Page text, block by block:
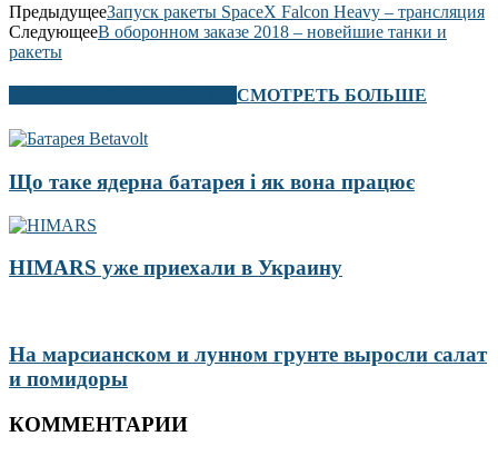
ПредыдущееЗапуск ракеты SpaceX Falcon Heavy – трансляция
СледующееВ оборонном заказе 2018 – новейшие танки и
ракеты
СМОТРЕТЬ БОЛЬШЕ
Що таке ядерна батарея і як вона працює
HIMARS уже приехали в Украину
На марсианском и лунном грунте выросли салат
и помидоры
КОММЕНТАРИИ